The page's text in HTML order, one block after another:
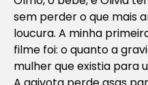
sem perder o que mais
loucura. A minha
filme foi: o quanto a
mulher que existia para